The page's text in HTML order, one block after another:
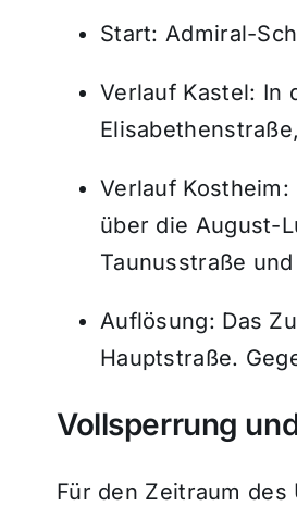
Start: Admiral-
Verlauf Kastel: In
Verlauf
über die August-
Taunusstraße
Auflösung: Das
Hauptstraße.
Vollsperrung
Für den Zeitraum